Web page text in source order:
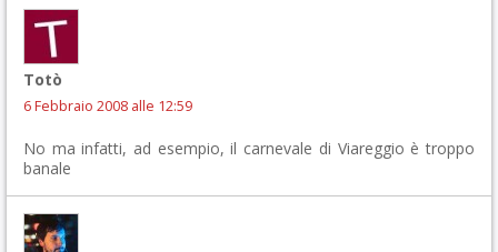
Totò
6 Febbraio 2008 alle 12:59
No ma infatti, ad esempio, il carnevale di Viareggio è troppo
banale